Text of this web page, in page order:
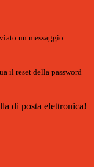
un messaggio
il reset della password
di posta elettronica!